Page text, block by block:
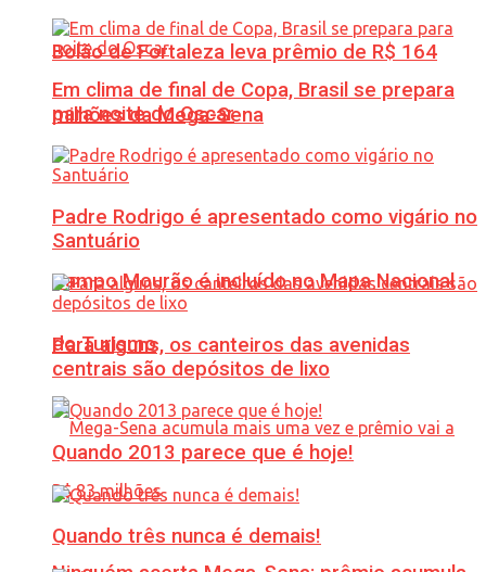
Bolão de Fortaleza leva prêmio de R$ 164
milhões da Mega-Sena
Campo Mourão é incluído no Mapa Nacional
do Turismo
Em clima de final de Copa, Brasil se prepara
para noite do Oscar
Padre Rodrigo é apresentado como vigário no
Santuário
Para alguns, os canteiros das avenidas
centrais são depósitos de lixo
Quando 2013 parece que é hoje!
Quando três nunca é demais!